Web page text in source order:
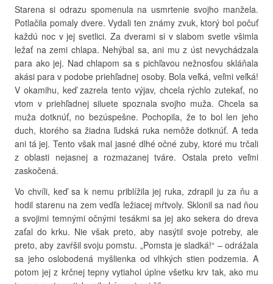
Starena si odrazu spomenula na usmrtenie svojho manžela.
Potlačila pomaly dvere. Vydali ten známy zvuk, ktorý bol počuť
každú noc v jej svetlici. Za dverami si v slabom svetle všimla
ležať na zemi chlapa. Nehýbal sa, ani mu z úst nevychádzala
para ako jej. Nad chlapom sa s pichľavou nežnosťou skláňala
akási para v podobe priehľadnej osoby. Bola veľká, veľmi veľká!
V okamihu, keď zazrela tento výjav, chcela rýchlo zutekať, no
vtom v priehľadnej siluete spoznala svojho muža. Chcela sa
muža dotknúť, no bezúspešne. Pochopila, že to bol len jeho
duch, ktorého sa žiadna ľudská ruka nemôže dotknúť. A teda
ani tá jej. Tento však mal jasné dlhé očné zuby, ktoré mu trčali
z oblasti nejasnej a rozmazanej tváre. Ostala preto veľmi
zaskočená.
Vo chvíli, keď sa k nemu priblížila jej ruka, zdrapil ju za ňu a
hodil starenu na zem vedľa ležiacej mŕtvoly. Sklonil sa nad ňou
a svojimi temnými očnými tesákmi sa jej ako sekera do dreva
zaťal do krku. Nie však preto, aby nasýtil svoje potreby, ale
preto, aby zavŕšil svoju pomstu. „Pomsta je sladká!“ – odrážala
sa jeho oslobodená myšlienka od vlhkých stien podzemia. A
potom jej z krčnej tepny vytiahol úplne všetku krv tak, ako mu